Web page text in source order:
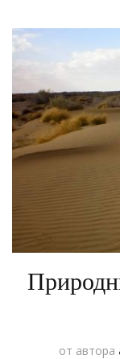
от автора